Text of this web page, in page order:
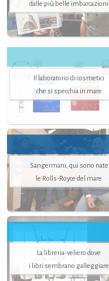
dalle più belle imbarcazioni
Il laboratorio di cosmetici
che si specchia in mare
Sangermani, qui sono nate
le Rolls-Royce del mare
La libreria-veliero dove
i libri sembrano galleggiare